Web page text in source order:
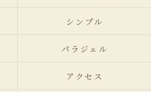
シンプル
パラジェル
アクセス